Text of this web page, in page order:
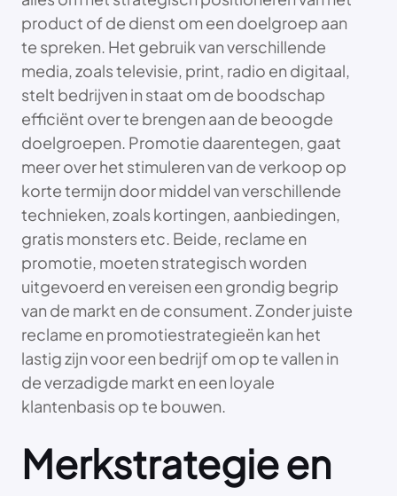
product of de dienst om een doelgroep aan
te spreken. Het gebruik van verschillende
media, zoals televisie, print, radio en digitaal,
stelt bedrijven in staat om de boodschap
efficiënt over te brengen aan de beoogde
doelgroepen. Promotie daarentegen, gaat
meer over het stimuleren van de verkoop op
korte termijn door middel van verschillende
technieken, zoals kortingen, aanbiedingen,
gratis monsters etc. Beide, reclame en
promotie, moeten strategisch worden
uitgevoerd en vereisen een grondig begrip
van de markt en de consument. Zonder juiste
reclame en promotiestrategieën kan het
lastig zijn voor een bedrijf om op te vallen in
de verzadigde markt en een loyale
klantenbasis op te bouwen.
Merkstrategie en